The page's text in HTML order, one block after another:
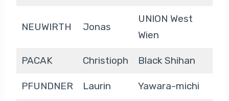
NEUWIRTH Jonas
UNION West
Wien
PACAK Christioph Black Shihan
PFUNDNER Laurin Yawara-michi